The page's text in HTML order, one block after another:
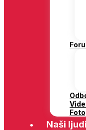
Naši ljudi